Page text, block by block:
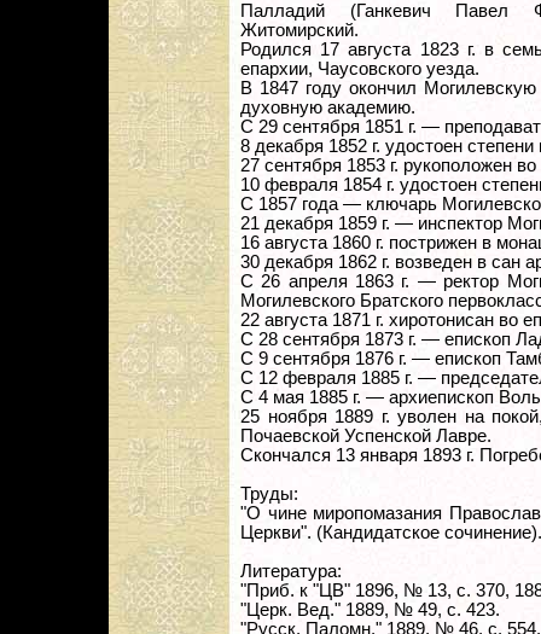
Палладий (Ганкевич Павел
Житомирский.
Родился 17 августа 1823 г. в
епархии, Чаусовского уезда.
В 1847 году окончил
духовную академию.
С 29 сентября 1851 г. —
8 декабря 1852 г. удостоен
27 сентября 1853 г. рукоположен во
10 февраля 1854 г. удостоен
С 1857 года — ключарь
21 декабря 1859 г. — инспектор
16 августа 1860 г. пострижен в
30 декабря 1862 г. возведен в сан
С 26 апреля 1863 г. — ректор
Могилевского Братского
22 августа 1871 г. хиротонисан во
С 28 сентября 1873 г. — епископ
С 9 сентября 1876 г. — епископ
С 12 февраля 1885 г. —
С 4 мая 1885 г. — архиепископ
25 ноября 1889 г. уволен на
Почаевской Успенской Лавре.
Скончался 13 января 1893 г.
Труды:
"О чине миропомазания
Церкви". (Кандидатское сочинение).
Литература:
"Приб. к "ЦВ" 1896, № 13, с. 370,
"Церк. Вед." 1889, № 49, с. 423.
"Русск. Паломн." 1889, № 46, с.